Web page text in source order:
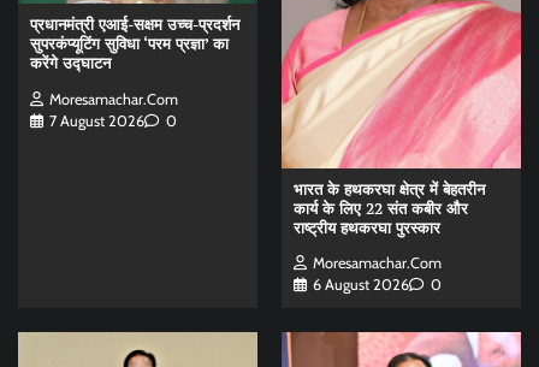
प्रधानमंत्री एआई-सक्षम उच्च-प्रदर्शन
सुपरकंप्यूटिंग सुविधा ‘परम प्रज्ञा’ का
करेंगे उद्घाटन
Moresamachar.com
7 August 2026
0
भारत के हथकरघा क्षेत्र में बेहतरीन
कार्य के लिए 22 संत कबीर और
राष्ट्रीय हथकरघा पुरस्कार
Moresamachar.com
6 August 2026
0